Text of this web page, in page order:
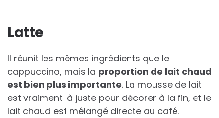
Latte
Il réunit les mêmes ingrédients que le
cappuccino, mais la proportion de lait chaud
est bien plus importante. La mousse de lait
est vraiment là juste pour décorer à la fin, et le
lait chaud est mélangé directe au café.